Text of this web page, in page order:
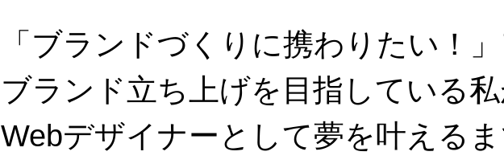
「ブランドづくりに携わりたい！
ブランド立ち上げを目指している
Webデザイナーとして夢を叶える